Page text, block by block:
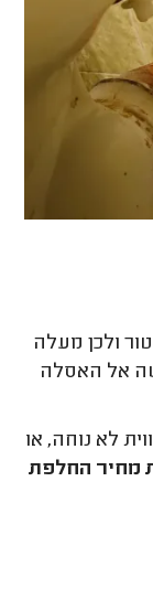
ולכן מעלה
אל האסלה
לא נוחה, או
מחיר החלפת